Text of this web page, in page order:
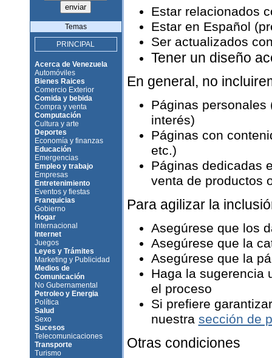
Temas
PRINCIPAL
Acerca de Venezuela
Automóviles
Bienes Raices
Comercio Exterior
Comida y bebida
Compra y venta
Computación
Cultura y arte
Deportes
Economía y finanzas
Educación
Emergencias
Empleo y trabajo
Empresas
Entretenimiento
Eventos y fiestas
Franquicias
Gobierno
Hogar
Internacional
Internet
Juegos
Leyes y Trámites
Marketing y Publicidad
Medios de
Comunicación
No Gubernamental
Petroleo y Energia
Política
Salud
Sexo
Sucesos
Telecomunicaciones
Transporte
Turismo
Estar relacionados
Estar en Español
Ser actualizados
Tener un diseño
En general, no
Páginas personales
interés)
Páginas con
etc.)
Páginas dedicadas
venta de productos
Para agilizar la
Asegúrese que los
Asegúrese que la
Asegúrese que la
Haga la sugerencia
el proceso
Si prefiere
nuestra sección de
Otras condiciones